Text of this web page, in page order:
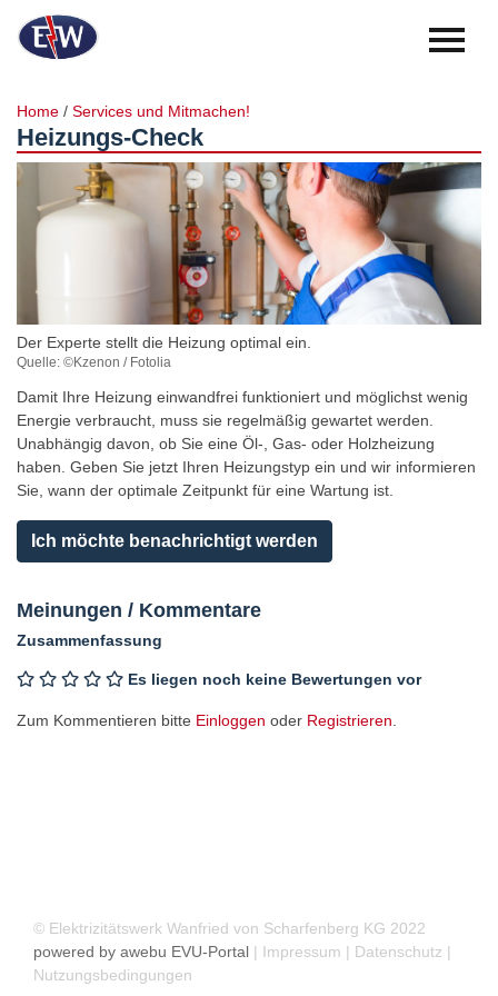
Herzlich
willkommen!
Unsere
Region
Perfekt
für
kleine
Kultur
in
der
Region
Unser
Beitrag
zur
Region
Services
Mitmachen!
Wanfried
-
verpassen
Kühlschrank
Wetter
Home / Services und Mitmachen!
Heizungs-Check
Der Experte stellt die Heizung optimal ein.
Quelle: ©Kzenon / Fotolia
Damit Ihre Heizung einwandfrei funktioniert und möglichst wenig
Energie verbraucht, muss sie regelmäßig gewartet werden.
Unabhängig davon, ob Sie eine Öl-, Gas- oder Holzheizung
haben. Geben Sie jetzt Ihren Heizungstyp ein und wir informieren
Sie, wann der optimale Zeitpunkt für eine Wartung ist.
Ich möchte benachrichtigt werden
Meinungen / Kommentare
Zusammenfassung
Es liegen noch keine Bewertungen vor
Zum Kommentieren bitte Einloggen oder Registrieren
© Elektrizitätswerk Wanfried von Scharfenberg KG 2022
powered by awebu EVU-Portal | Impressum | Datenschutz |
Nutzungsbedingungen